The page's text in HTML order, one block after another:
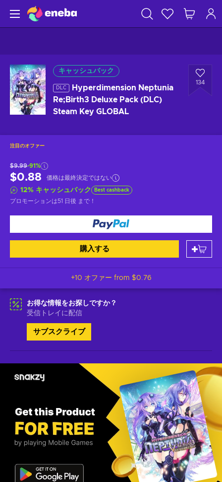
キャッシュバック
DLC
Hyperdimension Neptunia
Re;Birth3 Deluxe Pack (DLC)
Steam Key GLOBAL
134
注目のオファー
$9.99-91%
$0.88 価格は最終決定ではない
12% キャッシュバック Best cashback
プロモーションは51 日後 まで！
購入する
+10 オファー from $0.76
お得な情報をお探しですか？
受信トレイに配信
サブスクライブ